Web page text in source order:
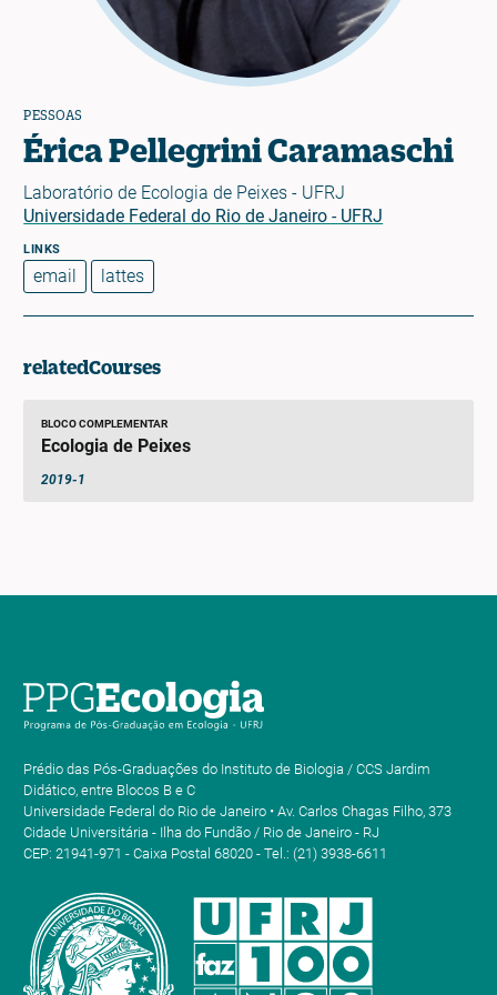
PESSOAS
Érica Pellegrini Caramaschi
Laboratório de Ecologia de Peixes - UFRJ
Universidade Federal do Rio de Janeiro - UFRJ
email lattes
relatedCourses
BLOCO COMPLEMENTAR
Ecologia de Peixes
2019-1
Prédio das Pós-Graduações do Instituto de Biologia / CCS Jardim
Didático, entre Blocos B e C
Universidade Federal do Rio de Janeiro • Av. Carlos Chagas Filho, 373
Cidade Universitária - Ilha do Fundão / Rio de Janeiro - RJ
CEP: 21941-971 - Caixa Postal 68020 - Tel.: (21) 3938-6611